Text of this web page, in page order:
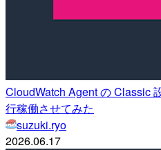
CloudWatch Agent の Classic
行稼働させてみた
suzuki.ryo
2026.06.17